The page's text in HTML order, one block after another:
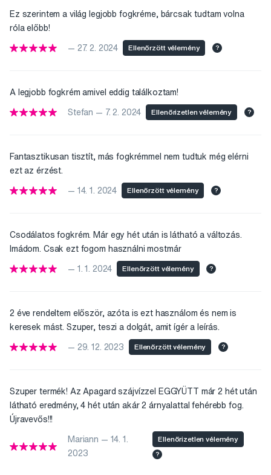
Ez szerintem a világ legjobb fogkréme, bárcsak tudtam volna
róla előbb!
— 27. 2. 2024 Ellenőrzött vélemény ?
A legjobb fogkrém amivel eddig találkoztam!
Stefan — 7. 2. 2024 Ellenőrizetlen vélemény ?
Fantasztikusan tisztít, más fogkrémmel nem tudtuk még elérni
ezt az érzést.
— 14. 1. 2024 Ellenőrzött vélemény ?
Csodálatos fogkrém. Már egy hét után is látható a változás.
Imádom. Csak ezt fogom használni mostmár
— 1. 1. 2024 Ellenőrzött vélemény ?
2 éve rendeltem először, azóta is ezt használom és nem is
keresek mást. Szuper, teszi a dolgát, amit ígér a leírás.
— 29. 12. 2023 Ellenőrzött vélemény ?
Szuper termék! Az Apagard szájvízzel EGGYÜTT már 2 hét után
látható eredmény, 4 hét után akár 2 árnyalattal fehérebb fog.
Újravevős!!!
Mariann — 14. 1.
2023
Ellenőrizetlen vélemény
?